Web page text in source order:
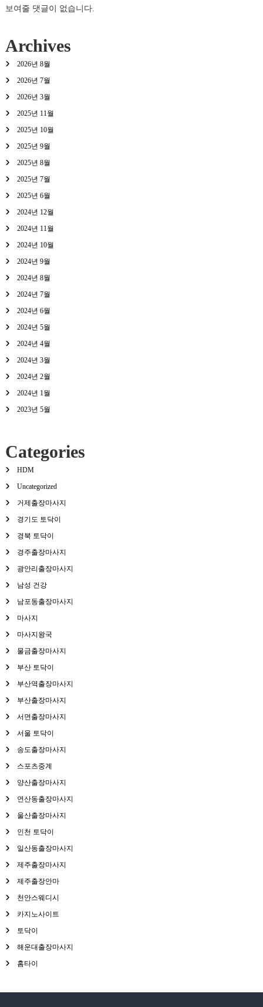
보여줄 댓글이 없습니다.
Archives
2026년 8월
2026년 7월
2026년 3월
2025년 11월
2025년 10월
2025년 9월
2025년 8월
2025년 7월
2025년 6월
2024년 12월
2024년 11월
2024년 10월
2024년 9월
2024년 8월
2024년 7월
2024년 6월
2024년 5월
2024년 4월
2024년 3월
2024년 2월
2024년 1월
2023년 5월
Categories
HDM
Uncategorized
거제출장마사지
경기도 토닥이
경북 토닥이
경주출장마사지
광안리출장마사지
남성 건강
남포동출장마사지
마사지
마사지왕국
물금출장마사지
부산 토닥이
부산역출장마사지
부산출장마사지
서면출장마사지
서울 토닥이
송도출장마사지
스포츠중계
양산출장마사지
연산동출장마사지
울산출장마사지
인천 토닥이
일산동출장마사지
제주출장마사지
제주출장안마
천안스웨디시
카지노사이트
토닥이
해운대출장마사지
홈타이